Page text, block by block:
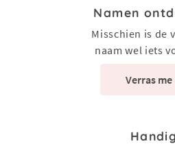
Namen
Misschien is de
naam wel iets
Verras me
Handig